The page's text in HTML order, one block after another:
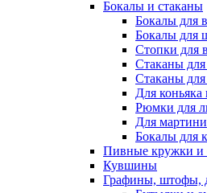
Бокалы и стаканы
Бокалы для
Бокалы для
Стопки для
Стаканы
Стаканы
Для коньяка
Рюмки для
Для мартини
Бокалы для
Пивные кружки и
Кувшины
Графины, штофы,